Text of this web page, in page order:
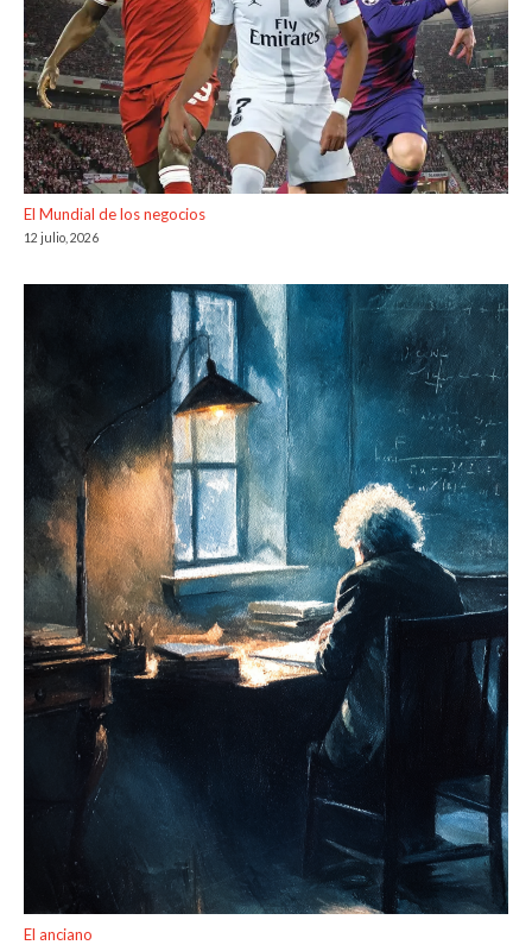
El Mundial de los negocios
12 julio, 2026
El anciano